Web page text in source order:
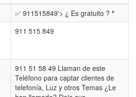
✅ 911515849'> ¿ Es gratuito ? *
911 515 849
911 51 58 49 Llaman de este
Teléfono para captar clientes de
telefonía, Luz y otros Temas ¿Le